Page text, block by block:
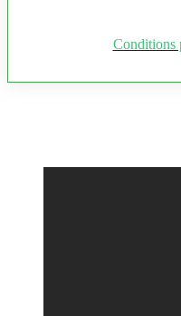
Conditions